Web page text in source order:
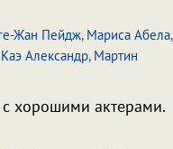
Жан Пейдж, Мариса Абела,
Каэ Александр, Мартин
хорошими актерами.